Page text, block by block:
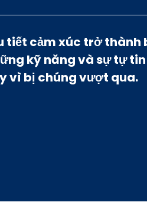
tiết cảm xúc trở thành
kỹ năng và sự tự tin
vì bị chúng vượt qua.